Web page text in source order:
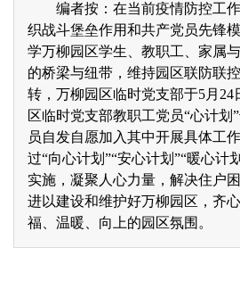
编者按：在当前疫情防控工
织战斗堡垒作用和共产党员先锋
学万柳园区学生、教职工、家属
的桥梁与纽带，维持园区联防联
转，万柳园区临时党支部于5月24
区临时党支部教职工党员“心计划
员自发自愿加入其中开展具体工
过“向心计划”“安心计划”“暖心计
实施，凝聚人心力量，解决住户
进以建设和维护好万柳园区，齐
福、温暖、向上的园区氛围。